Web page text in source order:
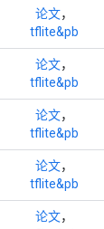
论文，
tflite&pb
论文，
tflite&pb
论文，
tflite&pb
论文，
tflite&pb
论文，